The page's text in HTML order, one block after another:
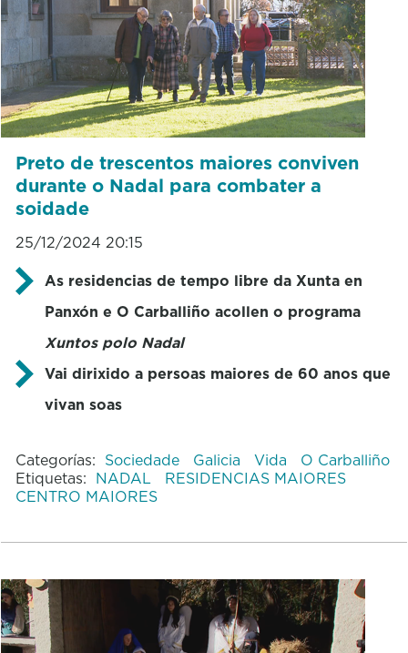
Preto de trescentos maiores conviven
durante o Nadal para combater a
soidade
25/12/2024 20:15
As residencias de tempo libre da Xunta en
Panxón e O Carballiño acollen o programa
Xuntos polo Nadal
Vai dirixido a persoas maiores de 60 anos que
vivan soas
Categorías: Sociedade Galicia Vida
O Carballiño
Etiquetas: NADAL
RESIDENCIAS MAIORES
CENTRO MAIORES